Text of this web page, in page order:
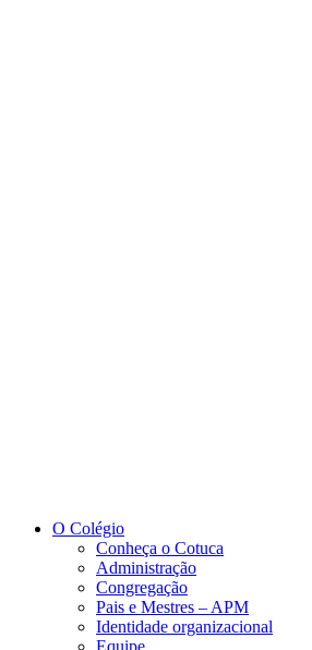
O Colégio
Conheça o Cotuca
Administração
Congregação
Pais e Mestres – APM
Identidade organizacional
Equipe